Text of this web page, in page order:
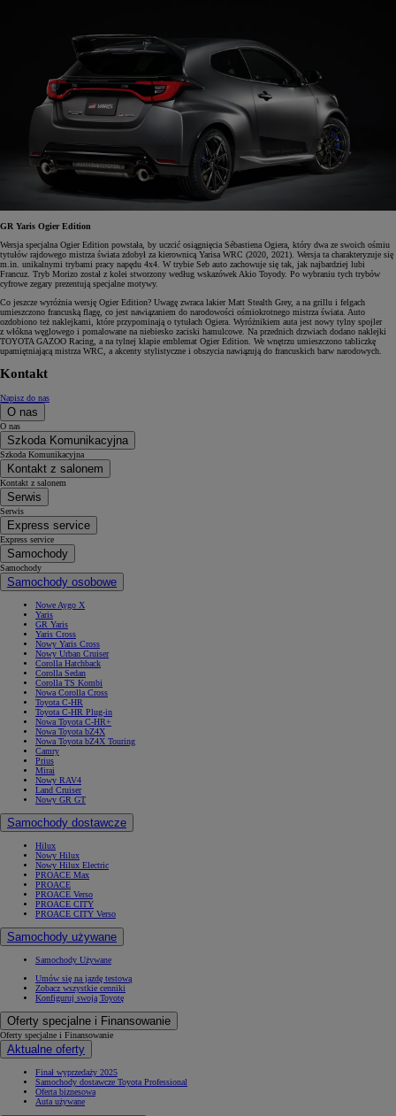
GR Yaris Ogier Edition
Wersja specjalna Ogier Edition powstała, by uczcić osiągnięcia Sébastiena Ogiera, który dwa ze swoich ośmiu
tytułów rajdowego mistrza świata zdobył za kierownicą Yarisa WRC (2020, 2021). Wersja ta charakteryzuje się
m.in. unikalnymi trybami pracy napędu 4x4. W trybie Seb auto zachowuje się tak, jak najbardziej lubi
Francuz. Tryb Morizo został z kolei stworzony według wskazówek Akio Toyody. Po wybraniu tych trybów
cyfrowe zegary prezentują specjalne motywy.
Co jeszcze wyróżnia wersję Ogier Edition? Uwagę zwraca lakier Matt Stealth Grey, a na grillu i felgach
umieszczono francuską flagę, co jest nawiązaniem do narodowości ośmiokrotnego mistrza świata. Auto
ozdobiono też naklejkami, które przypominają o tytułach Ogiera. Wyróżnikiem auta jest nowy tylny spojler
z włókna węglowego i pomalowane na niebiesko zaciski hamulcowe. Na przednich drzwiach dodano naklejki
TOYOTA GAZOO Racing, a na tylnej klapie emblemat Ogier Edition. We wnętrzu umieszczono tabliczkę
upamiętniającą mistrza WRC, a akcenty stylistyczne i obszycia nawiązują do francuskich barw narodowych.
Kontakt
Napisz do nas
O nas
O nas
Szkoda Komunikacyjna
Szkoda Komunikacyjna
Kontakt z salonem
Kontakt z salonem
Serwis
Serwis
Express service
Express service
Samochody
Samochody
Samochody osobowe
Nowe Aygo X
Yaris
GR Yaris
Yaris Cross
Nowy Yaris Cross
Nowy Urban Cruiser
Corolla Hatchback
Corolla Sedan
Corolla TS Kombi
Nowa Corolla Cross
Toyota C-HR
Toyota C-HR Plug-in
Nowa Toyota C-HR+
Nowa Toyota bZ4X
Nowa Toyota bZ4X Touring
Camry
Prius
Mirai
Nowy RAV4
Land Cruiser
Nowy GR GT
Samochody dostawcze
Hilux
Nowy Hilux
Nowy Hilux Electric
PROACE Max
PROACE
PROACE Verso
PROACE CITY
PROACE CITY Verso
Samochody używane
Samochody Używane
Umów się na jazdę testową
Zobacz wszystkie cenniki
Konfiguruj swoją Toyotę
Oferty specjalne i Finansowanie
Oferty specjalne i Finansowanie
Aktualne oferty
Finał wyprzedaży 2025
Samochody dostawcze Toyota Professional
Oferta biznesowa
Auta używane